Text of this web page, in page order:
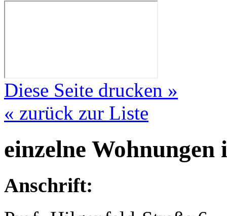
Diese Seite drucken »
« zurück zur Liste
einzelne
Anschrift: